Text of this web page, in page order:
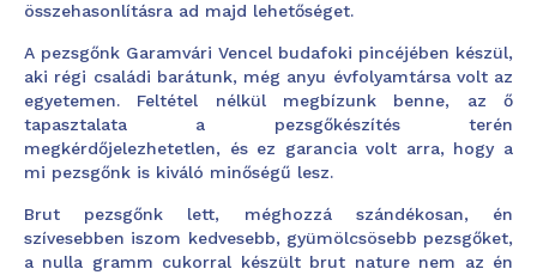
összehasonlításra ad majd lehetőséget.
A pezsgőnk Garamvári Vencel budafoki pincéjében készül,
aki régi családi barátunk, még anyu évfolyamtársa volt az
egyetemen. Feltétel nélkül megbízunk benne, az ő
tapasztalata a pezsgőkészítés terén
megkérdőjelezhetetlen, és ez garancia volt arra, hogy a
mi pezsgőnk is kiváló minőségű lesz.
Brut pezsgőnk lett, méghozzá szándékosan, én
szívesebben iszom kedvesebb, gyümölcsösebb pezsgőket,
a nulla gramm cukorral készült brut nature nem az én